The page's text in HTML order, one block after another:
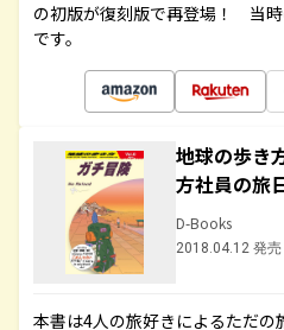
の初版が復刻版で再登場！ 当
です。
地球の歩き
方社員の旅
D-Books
2018.04.12 発売
本書は4人の旅好きによるただの